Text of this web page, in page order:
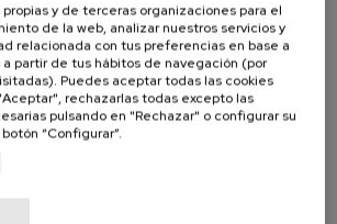
y de terceras organizaciones para el
de la web, analizar nuestros servicios y
relacionada con tus preferencias en base a
partir de tus hábitos de navegación (por
Puedes aceptar todas las cookies
rechazarlas todas excepto las
pulsando en "Rechazar" o configurar su
“Configurar”.